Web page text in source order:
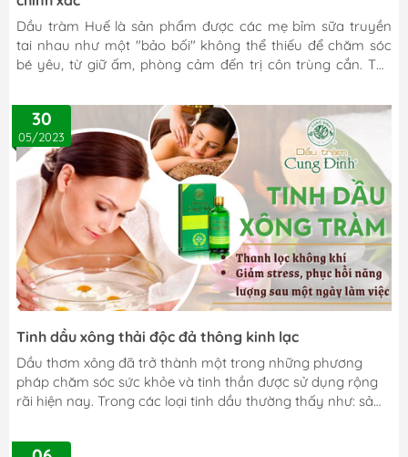
Dầu tràm Huế là sản phẩm được các mẹ bỉm sữa truyền
tai nhau như một "bảo bối" không thể thiếu để chăm sóc
bé yêu, từ giữ ấm, phòng cảm đến trị côn trùng cắn. Thế
chính là làm sao để mua được sản phẩm nguyên chất, an
toàn tuyệt đối cho làn da non nớt của con? Mua nhầm dầu
tràm pha hóa chất không chỉ vô tác dụng mà còn có thể
gây kích ứng nguy hiểm. Thấu hiểu nỗi lo đó, bài viết...
30
05/2023
Tinh dầu xông thải độc đả thông kinh lạc
Dầu thơm xông đã trở thành một trong những phương
pháp chăm sóc sức khỏe và tinh thần được sử dụng rộng
rãi hiện nay. Trong các loại tinh dầu thường thấy như: sả
lựa chọn phổ biến nhờ các tác dụng đa năng của nó. Hãy